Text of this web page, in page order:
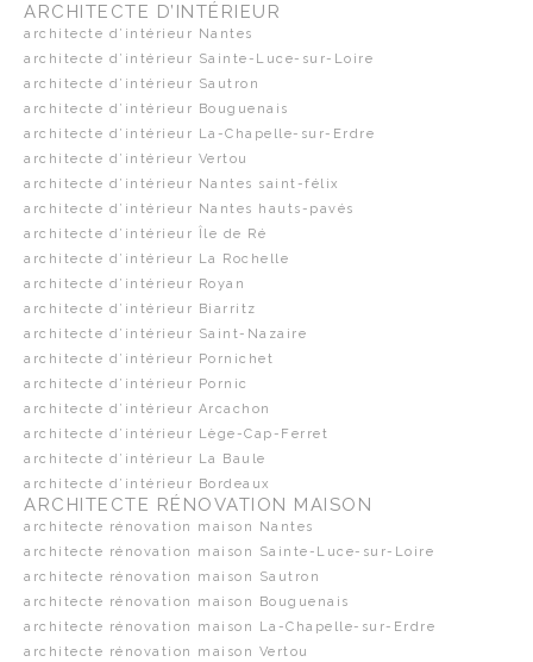
ARCHITECTE D’INTÉRIEUR
architecte d’intérieur Nantes
architecte d’intérieur Sainte-Luce-sur-Loire
architecte d’intérieur Sautron
architecte d’intérieur Bouguenais
architecte d’intérieur La-Chapelle-sur-Erdre
architecte d’intérieur Vertou
architecte d’intérieur Nantes saint-félix
architecte d’intérieur Nantes hauts-pavés
architecte d’intérieur Île de Ré
architecte d’intérieur La Rochelle
architecte d’intérieur Royan
architecte d’intérieur Biarritz
architecte d’intérieur Saint-Nazaire
architecte d’intérieur Pornichet
architecte d’intérieur Pornic
architecte d’intérieur Arcachon
architecte d’intérieur Lège-Cap-Ferret
architecte d’intérieur La Baule
architecte d’intérieur Bordeaux
ARCHITECTE RÉNOVATION MAISON
architecte rénovation maison Nantes
architecte rénovation maison Sainte-Luce-sur-Loire
architecte rénovation maison Sautron
architecte rénovation maison Bouguenais
architecte rénovation maison La-Chapelle-sur-Erdre
architecte rénovation maison Vertou